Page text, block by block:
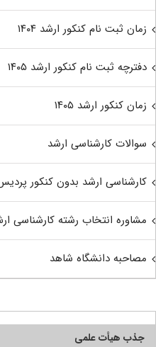
زمان ثبت نام کنکور ارشد ۱۴۰۴
دفترچه ثبت نام کنکور ارشد ۱۴۰۵
زمان کنکور ارشد ۱۴۰۵
سوالات کارشناسی ارشد
کارشناسی ارشد بدون کنکور
مشاوره انتخاب رشته کارشناسی
مصاحبه دانشگاه شاهد
جذب هیأت علمی